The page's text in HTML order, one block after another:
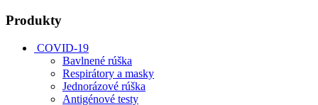
Produkty
COVID-19
Bavlnené rúška
Respirátory a masky
Jednorázové rúška
Antigénové testy